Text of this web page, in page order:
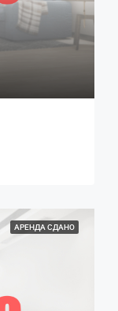
АРЕНДА СДАНО